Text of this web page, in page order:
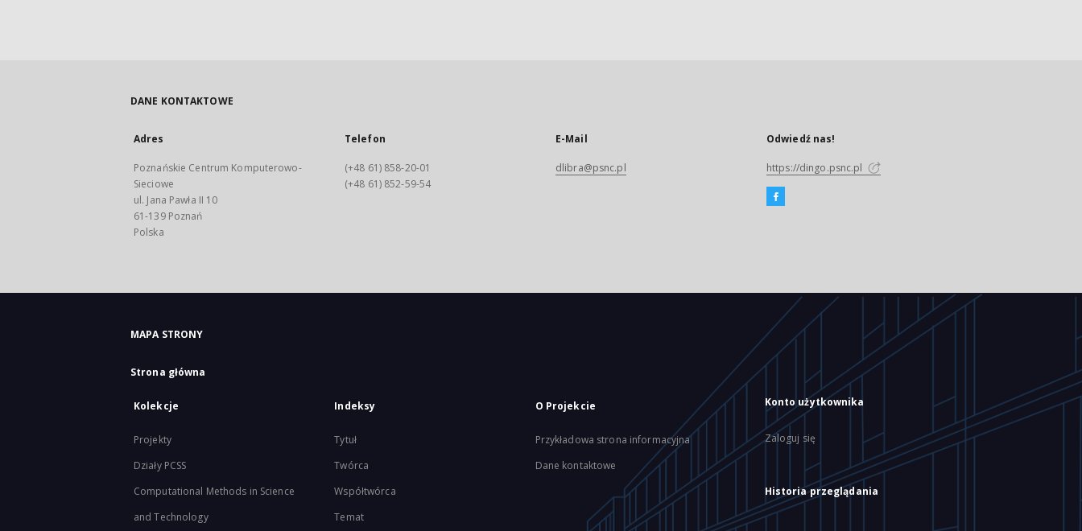
DANE KONTAKTOWE
Adres
Poznańskie Centrum Komputerowo-
Sieciowe
ul. Jana Pawła II 10
61-139 Poznań
Polska
Telefon
(+48 61) 858-20-01
(+48 61) 852-59-54
E-Mail
dlibra@psnc.pl
Odwiedź nas!
https://dingo.psnc.pl
MAPA STRONY
Strona główna
Kolekcje
Projekty
Działy PCSS
Computational Methods in Science
and Technology
Indeksy
Tytuł
Twórca
Współtwórca
Temat
O Projekcie
Przykładowa strona informacyjna
Dane kontaktowe
Konto użytkownika
Zaloguj się
Historia przeglądania